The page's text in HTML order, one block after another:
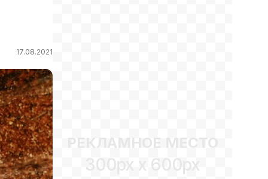
17.08.2021
РЕКЛАМНОЕ МЕСТО
300px x 600px